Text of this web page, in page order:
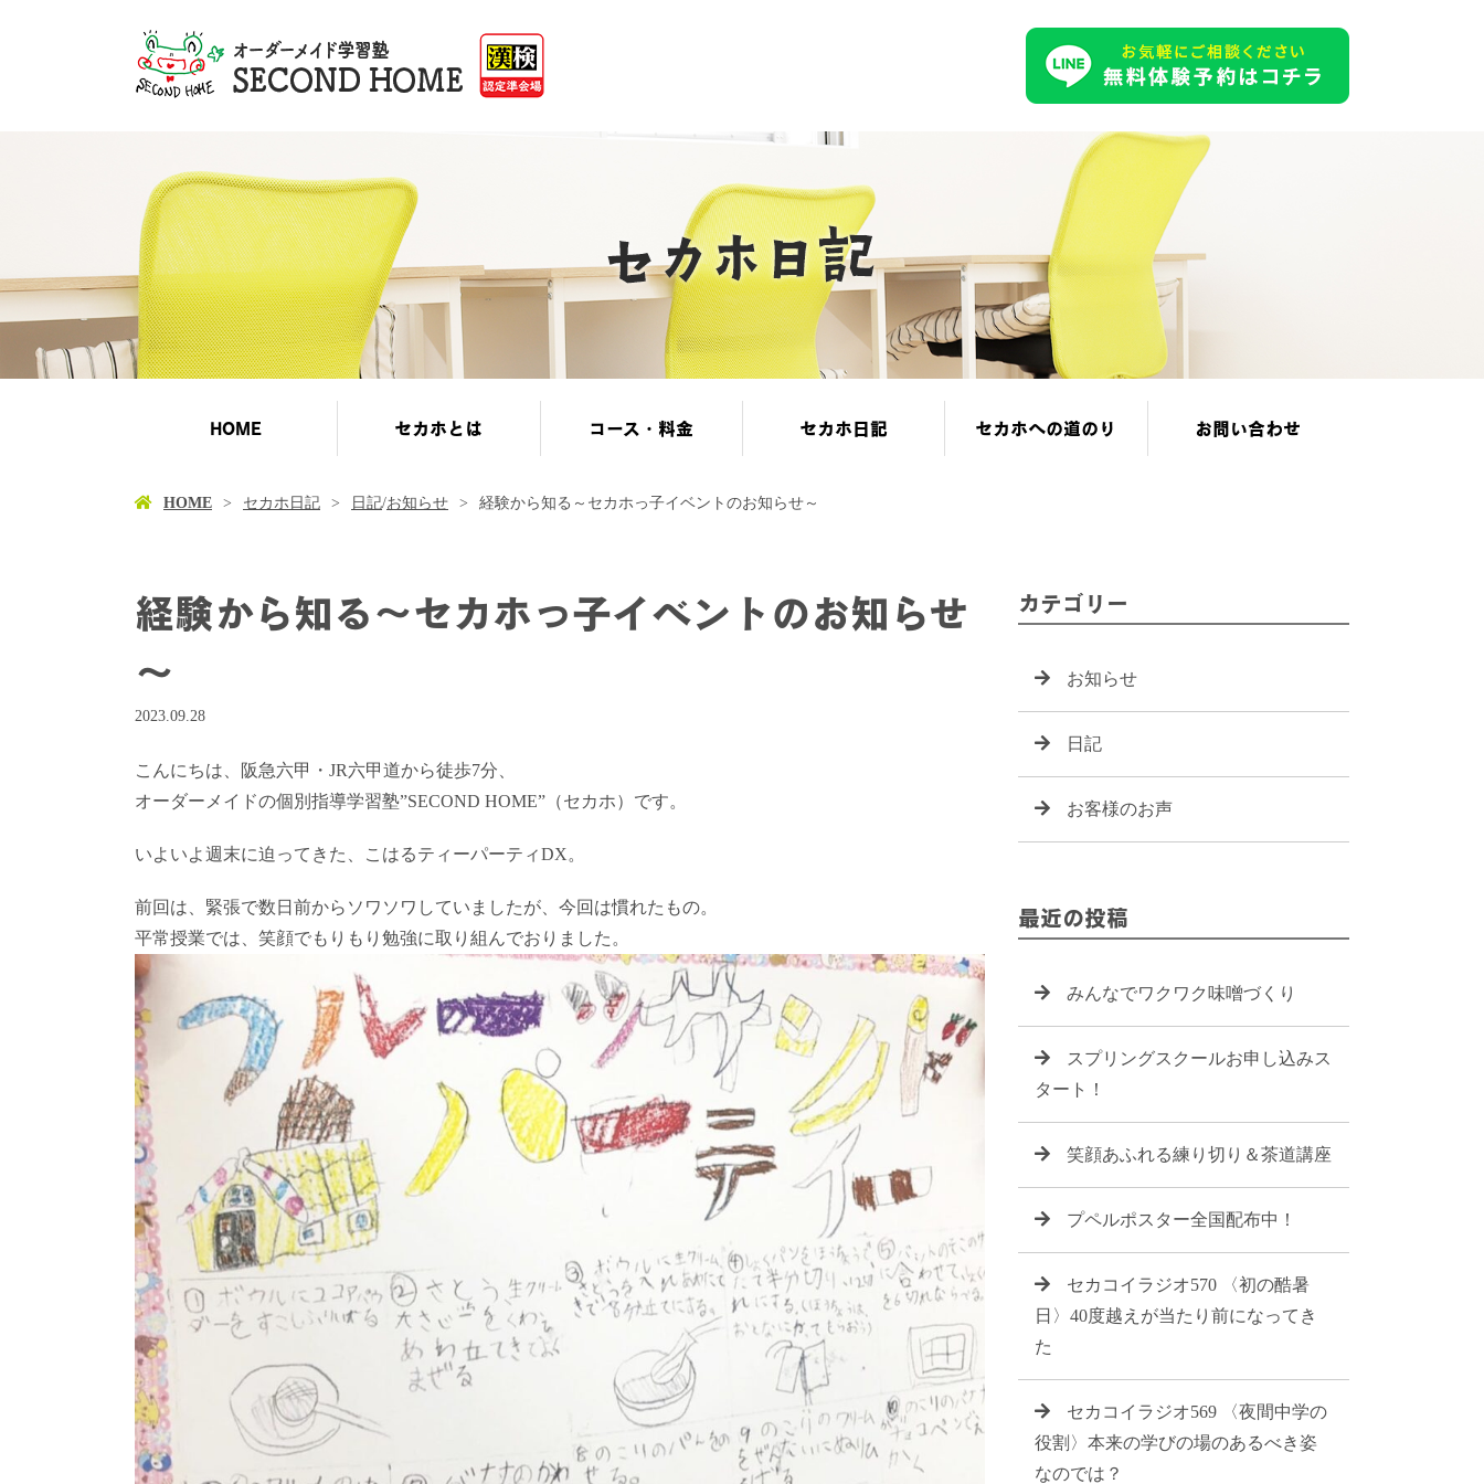
HOME セカホとは コース・料金 セカホ日記 セカホへの道のり お問い合わせ
HOME セカホ日記 日記/お知らせ 経験から知る～セカホっ子イベントのお知らせ～
経験から知る～セカホっ子イベントのお知らせ
～
2023.09.28
こんにちは、阪急六甲・JR六甲道から徒歩7分、
オーダーメイドの個別指導学習塾”SECOND HOME”（セカホ）です。
いよいよ週末に迫ってきた、こはるティーパーティDX。
前回は、緊張で数日前からソワソワしていましたが、今回は慣れたもの。
平常授業では、笑顔でもりもり勉強に取り組んでおりました。
カテゴリー
お知らせ
日記
お客様のお声
最近の投稿
みんなでワクワク味噌づくり
スプリングスクールお申し込みス
タート！
笑顔あふれる練り切り＆茶道講座
プペルポスター全国配布中！
セカコイラジオ570 〈初の酷暑
日〉40度越えが当たり前になってき
た
セカコイラジオ569 〈夜間中学の
役割〉本来の学びの場のあるべき姿
なのでは？